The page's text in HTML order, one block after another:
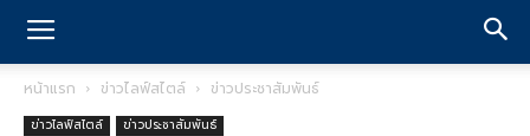
หน้าแรก ข่าวไลฟ์สไตล์ ข่าวประชาสัมพันธ์
ข่าวไลฟ์สไตล์ ข่าวประชาสัมพันธ์